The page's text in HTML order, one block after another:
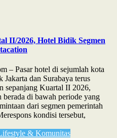
II/2026, Hotel Bidik Segmen
– Pasar hotel di sejumlah kota
Jakarta dan Surabaya terus
sepanjang Kuartal II 2026,
di bawah periode yang
dari segmen pemerintah
kondisi tersebut,
& Komunitas